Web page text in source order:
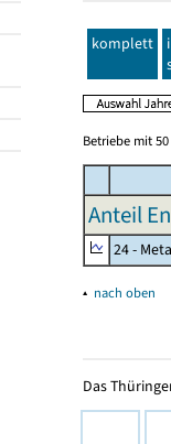
komplett
Betriebe mit
Anteil
24 -
▴ nach oben
Das